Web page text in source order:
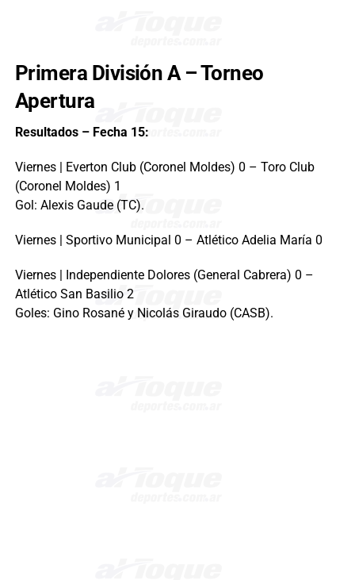
Primera División A – Torneo
Apertura
Resultados – Fecha 15:
Viernes | Everton Club (Coronel Moldes) 0 – Toro Club
(Coronel Moldes) 1
Gol: Alexis Gaude (TC).
Viernes | Sportivo Municipal 0 – Atlético Adelia María 0
Viernes | Independiente Dolores (General Cabrera) 0 –
Atlético San Basilio 2
Goles: Gino Rosané y Nicolás Giraudo (CASB).